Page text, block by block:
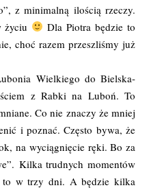
z minimalną ilością rzeczy.
życiu
Dla Piotra będzie to
choć razem przeszliśmy już
Wielkiego do Bielska-
z Rabki na Luboń. To
Co nie znaczy że mniej
i poznać. Często bywa, że
na wyciągnięcie ręki. Bo za
Kilka trudnych momentów
to w trzy dni. A będzie kilka